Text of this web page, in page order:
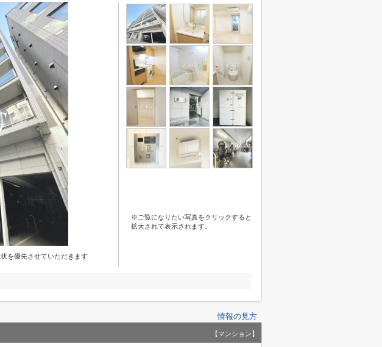
を優先させていただきます
※ご覧になりたい写真をクリックすると
拡大されて表示されます。
情報の見方
【マンション】